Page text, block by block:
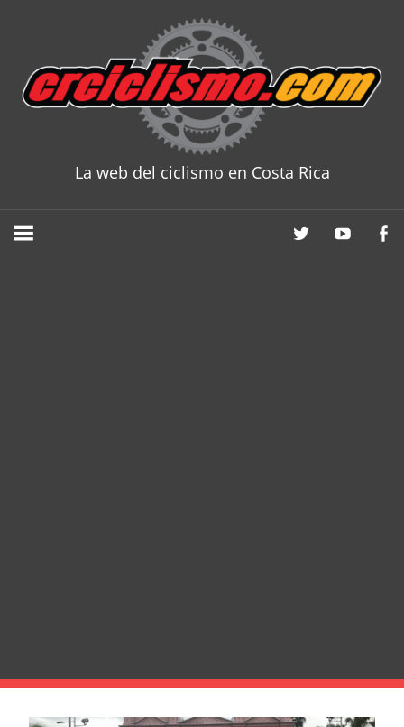
content
La web del ciclismo en Costa Rica